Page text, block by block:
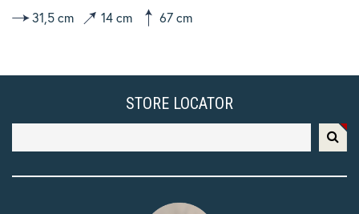
31,5 cm 14 cm 67 cm
STORE LOCATOR